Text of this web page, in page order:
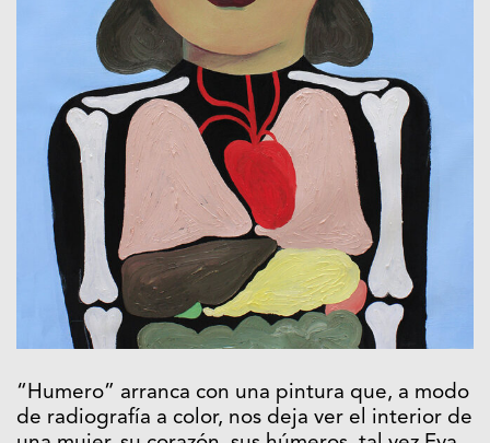
“Humero” arranca con una pintura que, a modo
de radiografía a color, nos deja ver el interior de